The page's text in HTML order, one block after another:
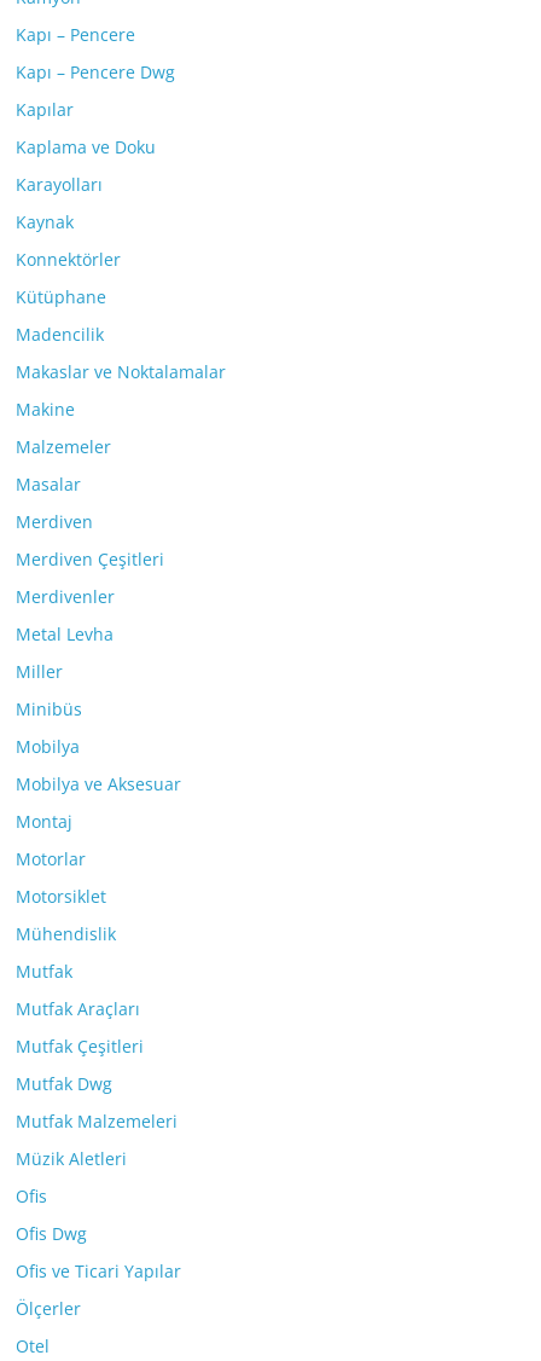
Kapı – Pencere
Kapı – Pencere Dwg
Kapılar
Kaplama ve Doku
Karayolları
Kaynak
Konnektörler
Kütüphane
Madencilik
Makaslar ve Noktalamalar
Makine
Malzemeler
Masalar
Merdiven
Merdiven Çeşitleri
Merdivenler
Metal Levha
Miller
Minibüs
Mobilya
Mobilya ve Aksesuar
Montaj
Motorlar
Motorsiklet
Mühendislik
Mutfak
Mutfak Araçları
Mutfak Çeşitleri
Mutfak Dwg
Mutfak Malzemeleri
Müzik Aletleri
Ofis
Ofis Dwg
Ofis ve Ticari Yapılar
Ölçerler
Otel